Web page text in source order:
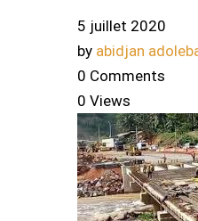
5 juillet 2020
by abidjan
0 Comments
0 Views